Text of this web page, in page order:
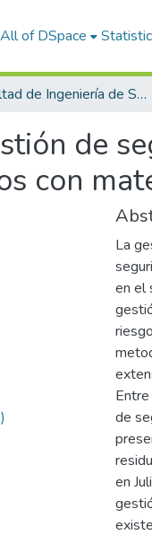
All of DSpace
Facultad de Ingeniería de Sistemas
de
con
La
en el
de
en